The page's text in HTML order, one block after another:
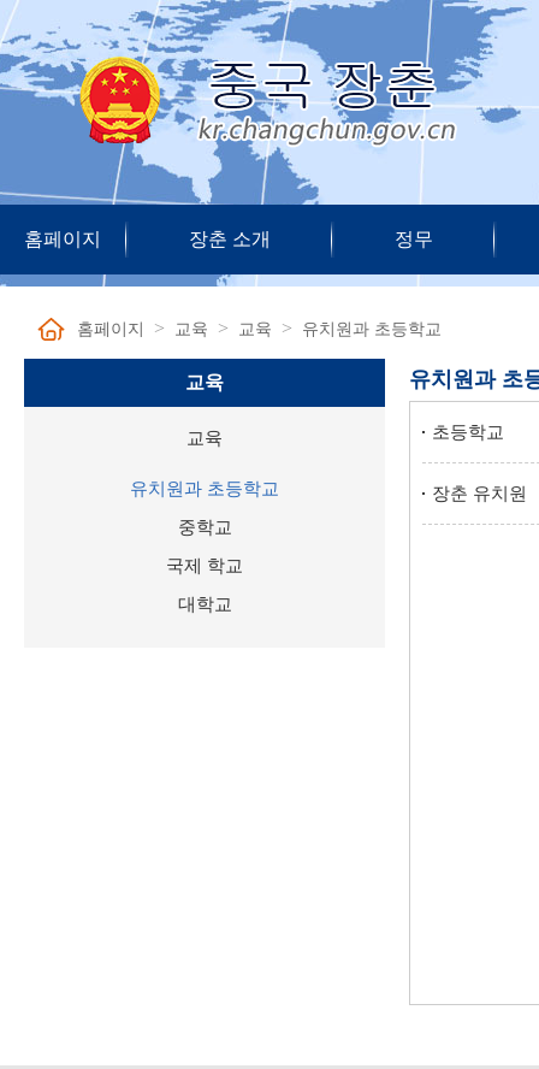
홈페이지 장춘 소개 정무
홈페이지 > 교육 > 교육 > 유치원과 초등학교
교육
교육
유치원과 초등학교
중학교
국제 학교
대학교
유치원과 초
초등학교
장춘 유치원